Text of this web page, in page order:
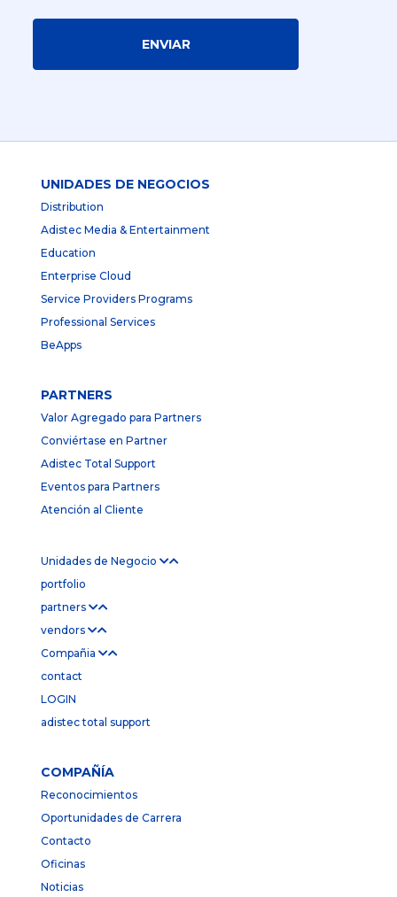
ENVIAR
UNIDADES DE NEGOCIOS
Distribution
Adistec Media & Entertainment
Education
Enterprise Cloud
Service Providers Programs
Professional Services
BeApps
PARTNERS
Valor Agregado para Partners
Conviértase en Partner
Adistec Total Support
Eventos para Partners
Atención al Cliente
Unidades de Negocio
portfolio
partners
vendors
Compañia
contact
LOGIN
adistec total support
COMPAÑÍA
Reconocimientos
Oportunidades de Carrera
Contacto
Oficinas
Noticias